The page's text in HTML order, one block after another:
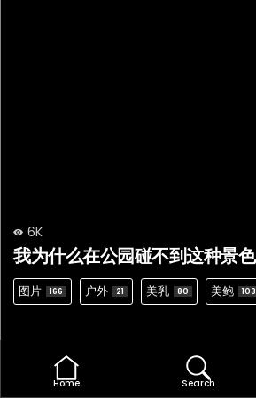
6K
我为什么在公园碰不到这种景色
图片 166 户外 21 美乳 80 美鲍 103
Home Search